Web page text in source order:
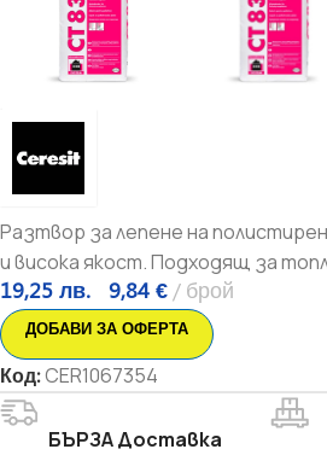
Разтвор за лепене на
и висока якост. Подходящ за
19,25 лв. 9,84 € брой
ДОБАВИ ЗА ОФЕРТА
Код:CER1067354
БЪРЗА Доставка